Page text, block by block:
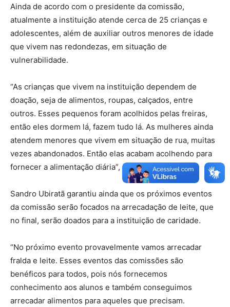
Ainda de acordo com o presidente da comissão,
atualmente a instituição atende cerca de 25 crianças e
adolescentes, além de auxiliar outros menores de idade
que vivem nas redondezas, em situação de
vulnerabilidade.
“As crianças que vivem na instituição dependem de
doação, seja de alimentos, roupas, calçados, entre
outros. Esses pequenos foram acolhidos pelas freiras,
então eles dormem lá, fazem tudo lá. As mulheres ainda
atendem menores que vivem em situação de rua, muitas
vezes abandonados. Então elas acabam acolhendo para
fornecer a alimentação diária”, disse.
Sandro Ubiratã garantiu ainda que os próximos eventos
da comissão serão focados na arrecadação de leite, que
no final, serão doados para a instituição de caridade.
“No próximo evento provavelmente vamos arrecadar
fralda e leite. Esses eventos das comissões são
benéficos para todos, pois nós fornecemos
conhecimento aos alunos e também conseguimos
arrecadar alimentos para aqueles que precisam.